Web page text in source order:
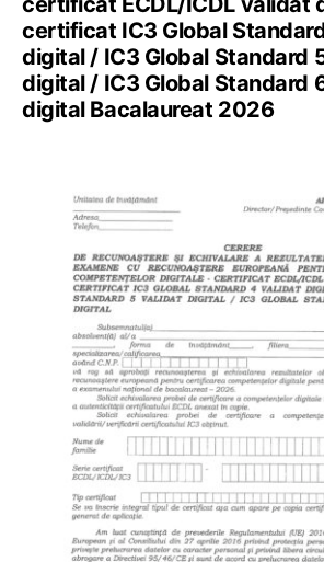
certificat IC3 Global
digital / IC3 Global Standard
digital / IC3 Global Standard
digital Bacalaureat 2026